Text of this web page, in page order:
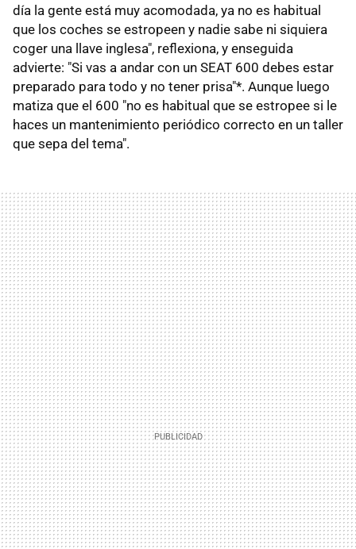
día la gente está muy acomodada, ya no es habitual
que los coches se estropeen y nadie sabe ni siquiera
coger una llave inglesa", reflexiona, y enseguida
advierte: "Si vas a andar con un SEAT 600 debes estar
preparado para todo y no tener prisa"*. Aunque luego
matiza que el 600 "no es habitual que se estropee si le
haces un mantenimiento periódico correcto en un taller
que sepa del tema".